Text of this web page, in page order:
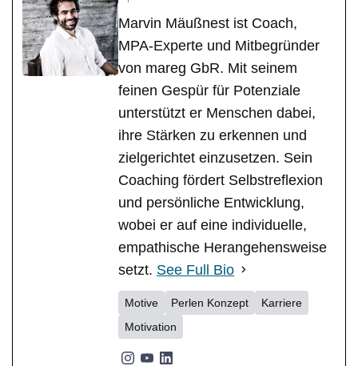
Marvin Mäußnest ist Coach,
MPA-Experte und Mitbegründer
von mareg GbR. Mit seinem
feinen Gespür für Potenziale
unterstützt er Menschen dabei,
ihre Stärken zu erkennen und
zielgerichtet einzusetzen. Sein
Coaching fördert Selbstreflexion
und persönliche Entwicklung,
wobei er auf eine individuelle,
empathische Herangehensweise
setzt. See Full Bio
Motive Perlen Konzept
Karriere
Motivation